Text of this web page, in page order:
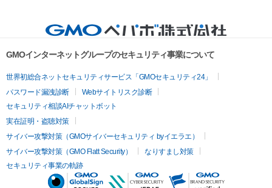
GMOインターネットグループのセキュリティ事業について
世界初総合ネットセキュリティサービス「GMOセキュリティ24」
パスワード漏洩診断
Webサイトリスク診断
セキュリティ相談AIチャットボット
実在証明・盗聴対策
サイバー攻撃対策（GMOサイバーセキュリティ byイエラエ）
サイバー攻撃対策（GMO Flatt Security）
なりすまし対策
セキュリティ事業の軌跡